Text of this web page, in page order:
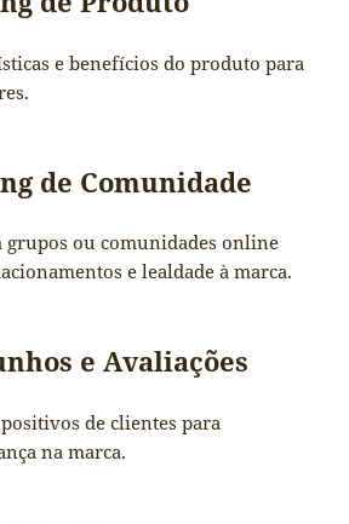
e benefícios do produto para
de Comunidade
grupos ou comunidades online
e lealdade à marca.
e Avaliações
de clientes para
na marca.